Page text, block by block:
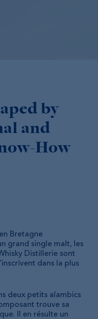
by
and
How
Bretagne
grand single malt, les
Distillerie sont
dans la plus
deux petits alambics
trouve sa
Il en résulte un